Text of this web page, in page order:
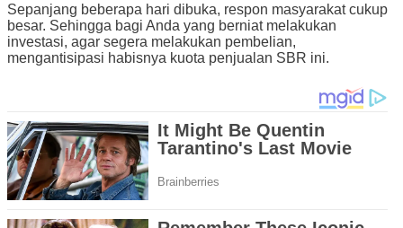
Sepanjang beberapa hari dibuka, respon masyarakat cukup
besar. Sehingga bagi Anda yang berniat melakukan
investasi, agar segera melakukan pembelian,
mengantisipasi habisnya kuota penjualan SBR ini.